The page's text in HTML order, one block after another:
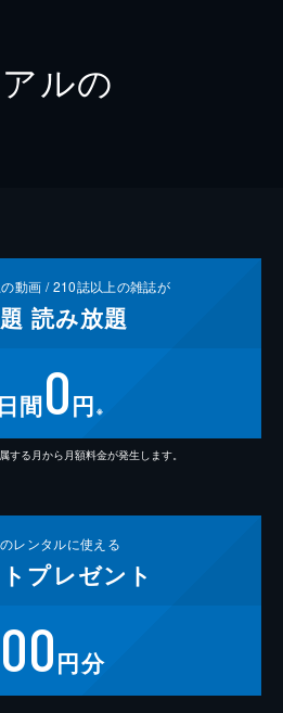
ルの
動画 /210誌以上の雑誌が
読み放題
日間0円 ※
る月から月額料金が発生します。
レンタルに使える
プレゼント
円分